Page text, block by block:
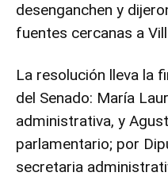
desenganchen y
fuentes cercanas a
La resolución lleva la
del Senado: María
administrativa, y
parlamentario; por
secretaria